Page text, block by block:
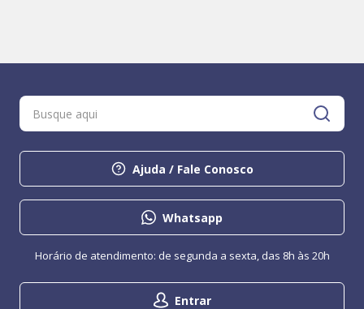
Ajuda / Fale Conosco
Whatsapp
Entrar
Horário de atendimento: de segunda a sexta, das 8h às 20h